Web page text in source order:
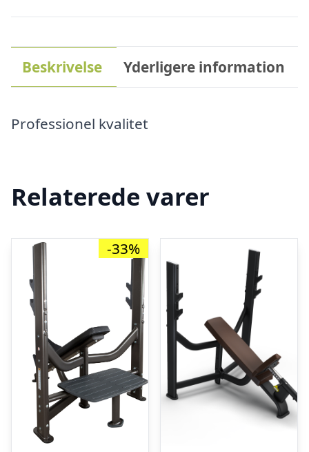
Beskrivelse Yderligere information
Professionel kvalitet
Relaterede varer
-33%